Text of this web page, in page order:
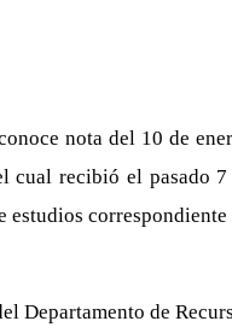
nota del 10 de
recibió el pasado
de